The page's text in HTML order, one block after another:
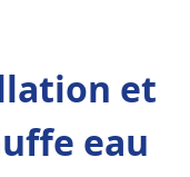
et
eau